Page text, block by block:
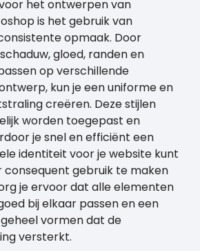
het ontwerpen van
is het gebruik van
opmaak. Door
gloed, randen en
op verschillende
kun je een uniforme en
creëren. Deze stijlen
worden toegepast en
je snel en efficiënt een
identiteit voor je website kunt
consequent gebruik te maken
je ervoor dat alle elementen
bij elkaar passen en een
vormen dat de
versterkt.